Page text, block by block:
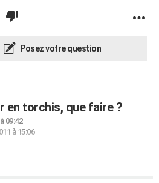
Posez votre question
en torchis, que faire ?
09:42
à 15:06